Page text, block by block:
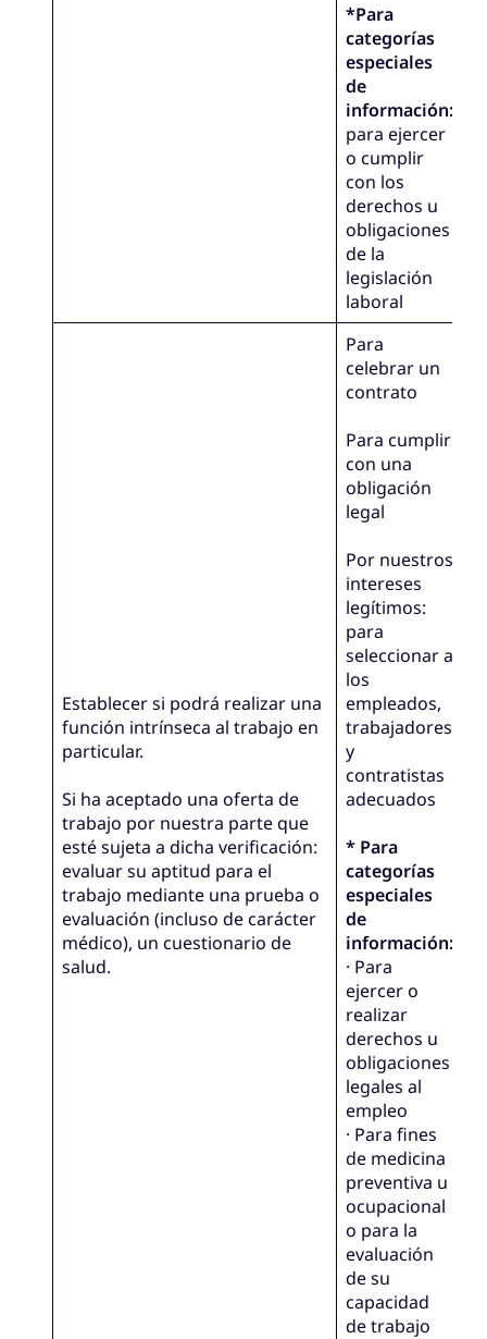
*Para
categorías
especiales
de
información:
para ejercer
o cumplir
con los
derechos u
obligaciones
de la
legislación
laboral
Establecer si podrá realizar una
función intrínseca al trabajo en
particular.
Si ha aceptado una oferta de
trabajo por nuestra parte que
esté sujeta a dicha verificación:
evaluar su aptitud para el
trabajo mediante una prueba o
evaluación (incluso de carácter
médico), un cuestionario de
salud.
Para
celebrar un
contrato
Para cumplir
con una
obligación
legal
Por nuestros
intereses
legítimos:
para
seleccionar a
los
empleados,
trabajadores
y
contratistas
adecuados
* Para
categorías
especiales
de
información:
· Para
ejercer o
realizar
derechos u
obligaciones
legales al
empleo
· Para fines
de medicina
preventiva u
ocupacional
o para la
evaluación
de su
capacidad
de trabajo